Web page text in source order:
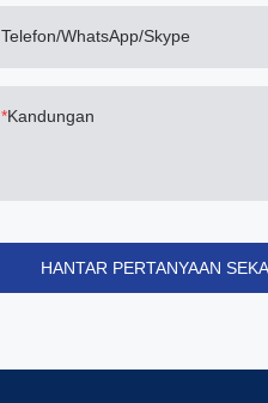
Telefon/WhatsApp/Skype
Kandungan
HANTAR PERTANYAAN